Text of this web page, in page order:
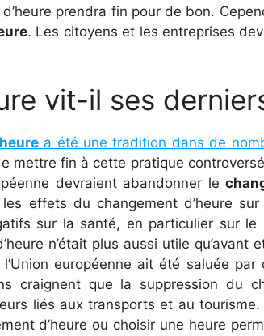
prendra fin pour de bon.
. Les citoyens et les entreprises
vit-il ses
a été une tradition dans de
mettre fin à cette pratique
devraient abandonner le
effets du changement d’heure
sur la santé, en particulier sur
n’était plus aussi utile qu’avant
européenne ait été saluée
craignent que la suppression du
liés aux transports et au tourisme.
d’heure ou choisir une heure